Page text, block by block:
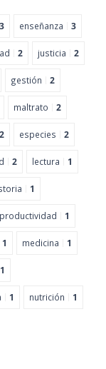
3 enseñanza 3
2 justicia 2
gestión 2
maltrato 2
2 especies 2
2 lectura 1
1
productividad 1
1 medicina 1
1
1 nutrición 1